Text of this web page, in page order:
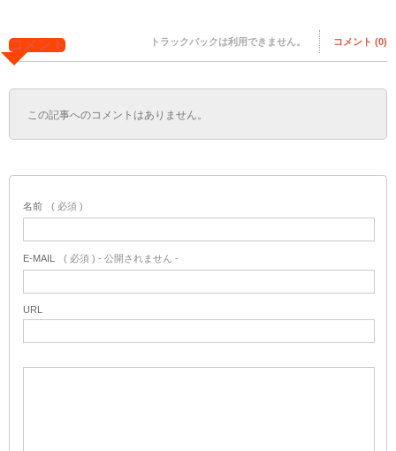
コメント トラックバックは利用できません。 コメント (0)
この記事へのコメントはありません。
名前 ( 必須 )
E-MAIL ( 必須 ) - 公開されません -
URL